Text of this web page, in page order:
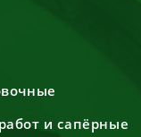
и сапёрные